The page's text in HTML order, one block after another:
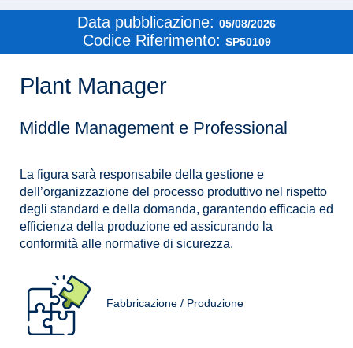
Data pubblicazione: 05/08/2026
Codice Riferimento: SP50109
Plant Manager
Middle Management e Professional
La figura sarà responsabile della gestione e
dell’organizzazione del processo produttivo nel rispetto
degli standard e della domanda, garantendo efficacia ed
efficienza della produzione ed assicurando la
conformità alle normative di sicurezza.
Fabbricazione / Produzione